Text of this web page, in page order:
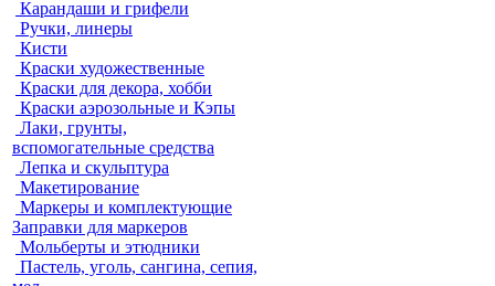
Карандаши и грифели
Ручки, линеры
Кисти
Краски художественные
Краски для декора, хобби
Краски аэрозольные и Кэпы
Лаки, грунты,
вспомогательные средства
Лепка и скульптура
Макетирование
Маркеры и комплектующие
Заправки для маркеров
Мольберты и этюдники
Пастель, уголь, сангина, сепия,